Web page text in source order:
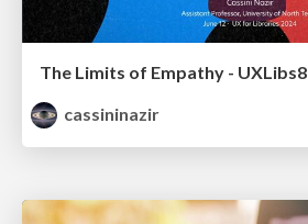
The Limits of Empathy - UXLibs8
cassininazir